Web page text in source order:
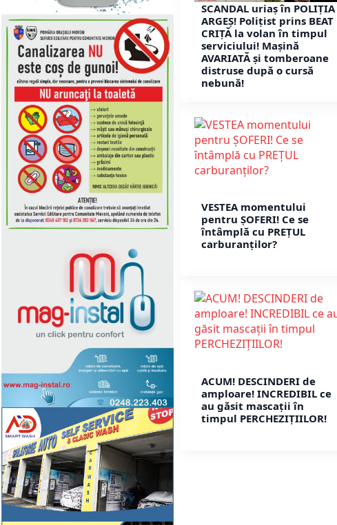
SCANDAL uriaș în POLIȚIA
ARGEȘ! Polițist prins BEAT
CRIȚĂ la volan în timpul
serviciului! Mașină
AVARIATĂ și tomberoane
distruse după o cursă
nebună!
VESTEA momentului
pentru ȘOFERI! Ce se
întâmplă cu PREȚUL
carburanților?
ACUM! DESCINDERI de
amploare! INCREDIBIL ce
au găsit mascații în
timpul PERCHEZIȚIILOR!